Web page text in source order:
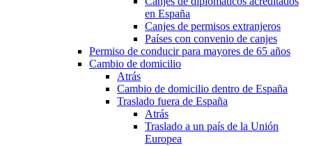
en España
Canjes de permisos extranjeros
Países con convenio de canjes
Permiso de conducir para mayores de 65 años
Cambio de domicilio
Atrás
Cambio de domicilio dentro de España
Traslado fuera de España
Atrás
Traslado a un país de la Unión
Europea